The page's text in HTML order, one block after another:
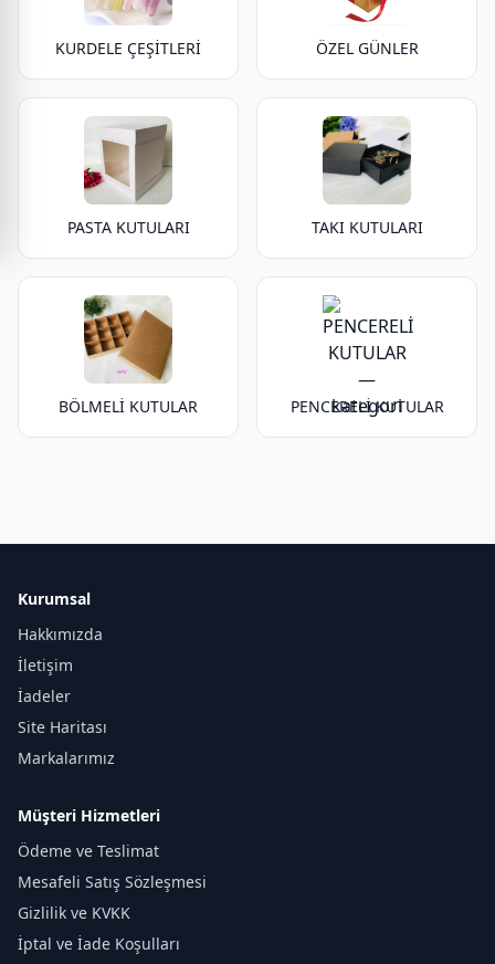
KURDELE ÇEŞİTLERİ ÖZEL GÜNLER
PASTA KUTULARI TAKI KUTULARI
BÖLMELİ KUTULAR PENCERELİ KUTULAR
Kurumsal
Hakkımızda
İletişim
İadeler
Site Haritası
Markalarımız
Müşteri Hizmetleri
Ödeme ve Teslimat
Mesafeli Satış Sözleşmesi
Gizlilik ve KVKK
İptal ve İade Koşulları